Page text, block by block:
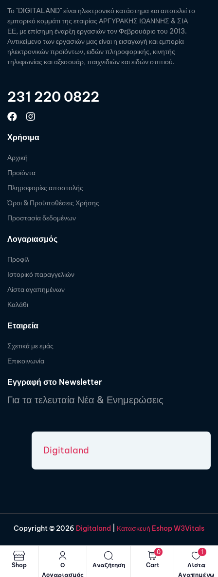
Shop
Ο
Λογαριασμός
Αναζήτηση Cart
0
Λίστα
Αγαπημένω
1
Το "DIGITALAND" είναι ηλεκτρονικό κατάστημα και αποτελεί το
εμπορικό κομμάτι της εταιρίας ΑΡΓΥΡΑΚΗΣ ΙΩΑΝΝΗΣ & ΣΙΑ
ΕΕ, με επίσημη έναρξη εργασιών τον Φεβρουάριο του 2013.
Αντικείμενο των εργασιών μας είναι η εισαγωγή και εμπορία
ηλεκτρονικών προϊόντων, ειδών πληροφορικής, κινητής
τηλεφωνίας και αξεσουάρ, παιχνιδιών και ειδών σπιτιού.
231 220 0822
Χρήσιμα
Αρχική
Προϊόντα
Πληροφορίες αποστολής
Όροι & Προϋποθέσεις Χρήσης
Προστασία δεδομένων
Λογαριασμός
Προφίλ
Ιστορικό παραγγελιών
Λίστα αγαπημένων
Καλάθι
Εταιρεία
Σχετικά με εμάς
Επικοινωνία
Εγγραφή στο Newsletter
Για τα τελευταία Νέα & Ενημερώσεις
Digitaland
Copyright © 2026 Digitaland Κατασκευή Eshop W3Vitals